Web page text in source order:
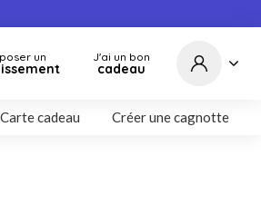
un J'ai un bon
cadeau
Carte cadeau Créer une cagnotte